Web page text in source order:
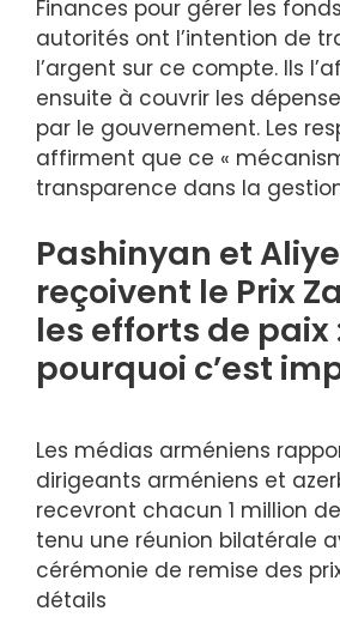
Finances pour gérer les
autorités ont l’intention de
l’argent sur ce compte. Ils
ensuite à couvrir les
par le gouvernement. Les
affirment que ce «
transparence dans la
Pashinyan et
reçoivent le Prix
les efforts de paix
pourquoi c’est
Les médias arméniens
dirigeants arméniens et
recevront chacun 1 million
tenu une réunion bilatérale
cérémonie de remise des
détails